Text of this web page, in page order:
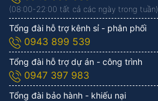
(08:00-22:00 tất cả các ngày trong tuần)
Tổng đài hỗ trợ kênh sỉ - phân phối
0943 899 539
Tổng đài hỗ trợ dự án - công trình
0947 397 983
Tổng đài bảo hành - khiếu nại